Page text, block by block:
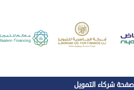
صفحة شركاء التمويل